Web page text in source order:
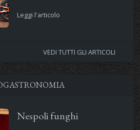
Leggi l'articolo
VEDI TUTTI GLI ARTICOLI
Nespoli funghi